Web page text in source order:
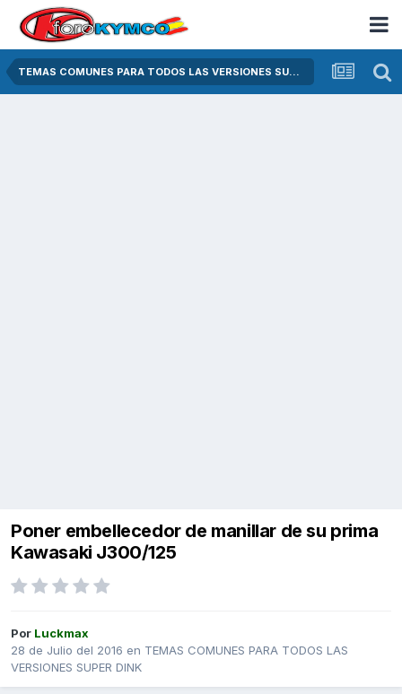
TEMAS COMUNES PARA TODOS LAS VERSIONES SUPER DINK
Poner embellecedor de manillar de su prima
Kawasaki J300/125
Por Luckmax
28 de Julio del 2016 en TEMAS COMUNES PARA TODOS LAS
VERSIONES SUPER DINK